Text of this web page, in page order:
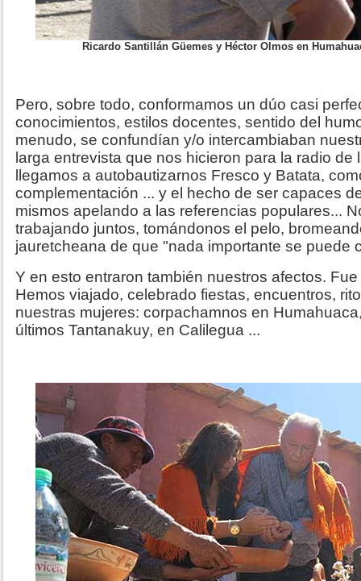
Ricardo Santillán Güemes y Héctor Olmos en
Pero, sobre todo, conformamos un dúo casi
conocimientos, estilos docentes, sentido del
menudo, se confundían y/o intercambiaban
larga entrevista que nos hicieron para la radio
llegamos a autobautizarnos Fresco y Batata,
complementación ... y el hecho de ser capaces
mismos apelando a las referencias populares...
trabajando juntos, tomándonos el pelo,
jauretcheana de que "nada importante se puede
Y en esto entraron también nuestros afectos.
Hemos viajado, celebrado fiestas, encuentros,
nuestras mujeres: corpachamnos en
últimos Tantanakuy, en Calilegua ...